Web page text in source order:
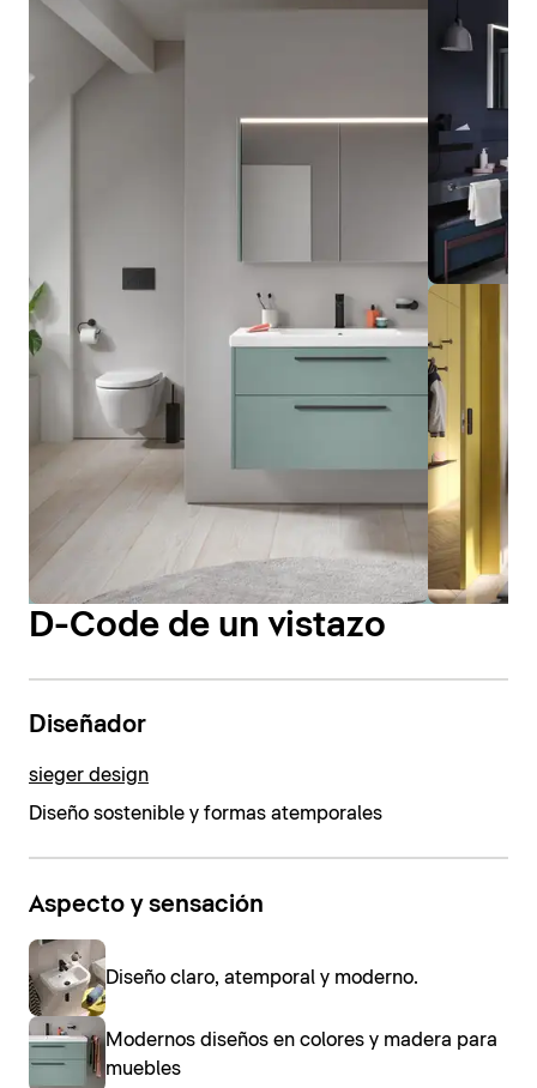
D-Code de un vistazo
Diseñador
sieger design
Diseño sostenible y formas atemporales
Aspecto y sensación
Diseño claro, atemporal y moderno.
Modernos diseños en colores y madera para
muebles